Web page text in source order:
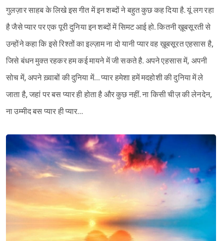
गुलज़ार साहब के लिखे इस गीत में इन शब्दों ने बहुत कुछ कह दिया है. यूं लग रहा
है जैसे प्यार पर एक पूरी दुनिया इन शब्दों में सिमट आई हो. कितनी ख़ूबसूरती से
उन्होंने कहा कि इसे रिश्तों का इल्ज़ाम ना दो यानी प्यार वह ख़ूबसूरत एहसास है,
जिसे बंधन मुक्त रहकर हम कई मायने में जी सकते है. अपने एहसास में, अपनी
सोच में, अपने ख़्वाबों की दुनिया में… प्यार हमेशा हमें मदहोशी की दुनिया में ले
जाता है, जहां पर बस प्यार ही होता है और कुछ नहीं. ना किसी चीज़ की लेनदेन,
ना उम्मीद बस प्यार ही प्यार…